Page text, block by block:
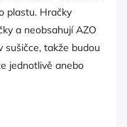
plastu. Hračky
a neobsahují AZO
sušičce, takže budou
jednotlivě anebo